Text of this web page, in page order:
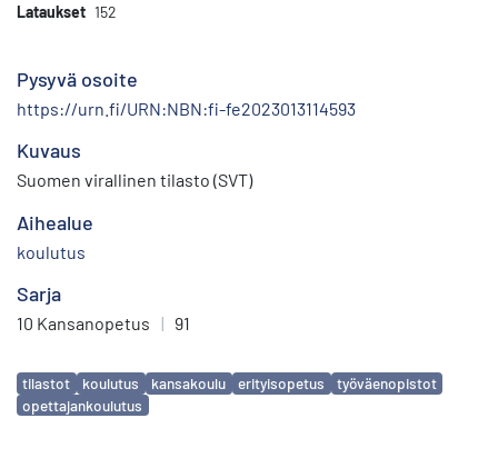
Lataukset 152
Pysyvä osoite
https://urn.fi/URN:NBN:fi-fe2023013114593
Kuvaus
Suomen virallinen tilasto (SVT)
Aihealue
koulutus
Sarja
10 Kansanopetus | 91
Avainsanat
tilastot koulutus kansakoulu erityisopetus
työväenopistot
opettajankoulutus